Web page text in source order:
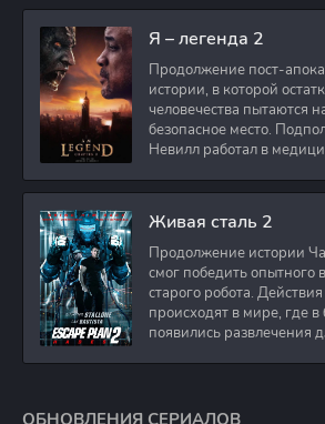
Я – легенда 2
Продолжение пост-
истории, в которой
человечества пытаются
безопасное место.
Невилл работал в
Живая сталь 2
Продолжение истории
смог победить опытного
старого робота.
происходят в мире, где
появились развлечения
ОБНОВЛЕНИЯ СЕРИАЛОВ